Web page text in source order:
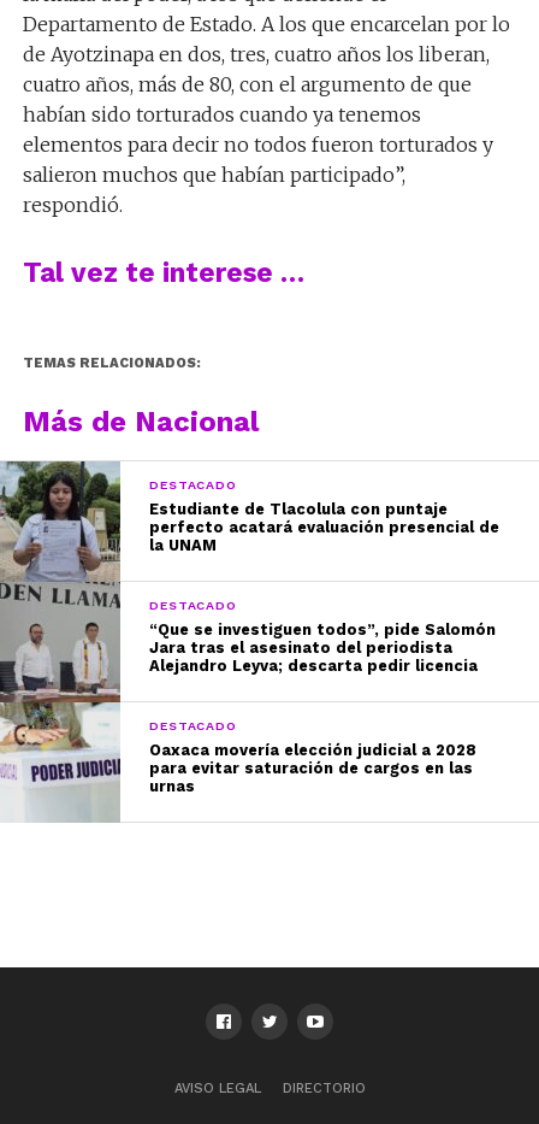
Departamento de Estado. A los que encarcelan por lo
de Ayotzinapa en dos, tres, cuatro años los liberan,
cuatro años, más de 80, con el argumento de que
habían sido torturados cuando ya tenemos
elementos para decir no todos fueron torturados y
salieron muchos que habían participado”,
respondió.
Tal vez te interese …
TEMAS RELACIONADOS:
Más de Nacional
DESTACADO
Estudiante de Tlacolula con puntaje
perfecto acatará evaluación presencial de
la UNAM
DESTACADO
“Que se investiguen todos”, pide Salomón
Jara tras el asesinato del periodista
Alejandro Leyva; descarta pedir licencia
DESTACADO
Oaxaca movería elección judicial a 2028
para evitar saturación de cargos en las
urnas
AVISO LEGAL DIRECTORIO